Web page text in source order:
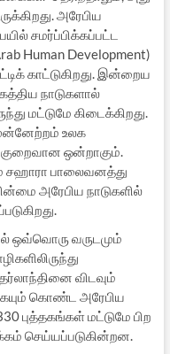
அரேபிய
சமர்ப்பிக்கப்பட்ட
Human Development)
காட்டுகிறது. இன்றைய
நாடுகளால்
மட்டுமே கிடைக்கிறது.
உலக
குறைவான ஒன்றாகும்.
பாலைவனத்து
அரேபிய நாடுகளில்
ஒவ்வொரு வருடமும்
விடவும்
கொண்ட அரேபிய
புத்தகங்கள் மட்டுமே பிற
செய்யப்படுகின்றன.